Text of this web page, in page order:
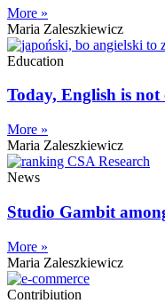
More »
Maria Zaleszkiewicz
Education
Today, English is not
More »
Maria Zaleszkiewicz
News
Studio Gambit
More »
Maria Zaleszkiewicz
Contribiution